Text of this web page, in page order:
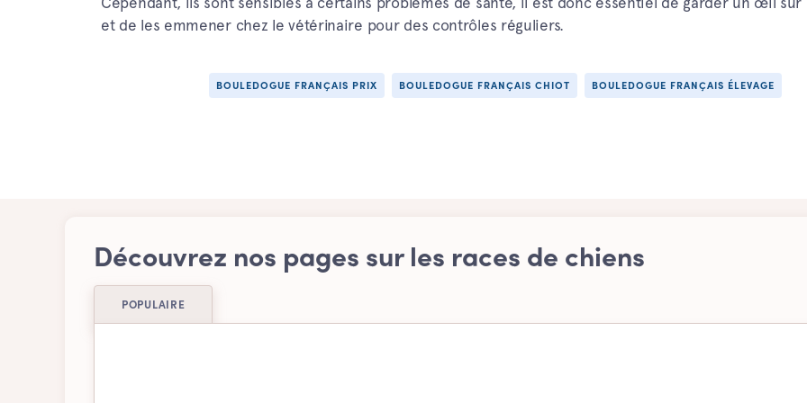
et de les emmener chez le vétérinaire pour des contrôles réguliers.
BOULEDOGUE FRANÇAIS PRIX BOULEDOGUE FRANÇAIS CHIOT BOULEDOGUE FRANÇAIS ÉLEVAGE
Découvrez nos pages sur les races de chiens
POPULAIRE